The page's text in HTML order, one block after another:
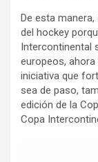
De esta
del hockey
Intercontinental
europeos,
iniciativa que
sea de paso,
edición de la
Copa